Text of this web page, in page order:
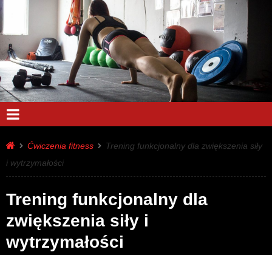
Ćwiczenia fitness
Trening funkcjonalny dla zwiększenia siły
i wytrzymałości
Trening funkcjonalny dla
zwiększenia siły i
wytrzymałości